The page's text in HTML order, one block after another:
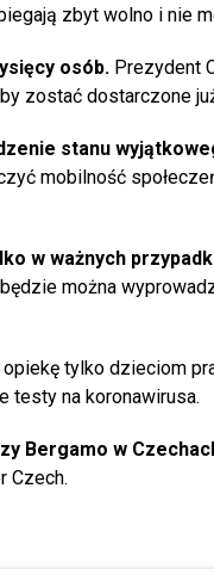
zbyt wolno i nie
osób. Prezydent
zostać dostarczone
stanu
mobilność
w ważnych
można
tylko dzieciom
testy na koronawirusa.
Bergamo w
Czech.